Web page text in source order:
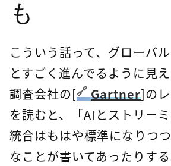
も
こういう話って、グローバ
とすごく進んでるように見え
調査会社の[
Gartner]の
を読むと、「AIとストリー
統合はもはや標準になりつ
なことが書いてあったりす